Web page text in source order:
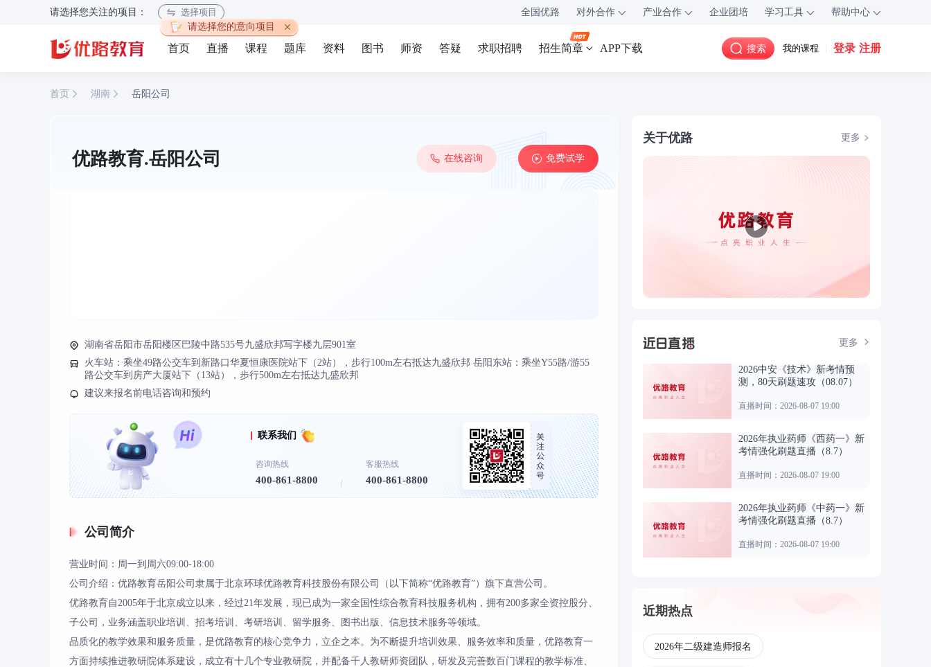
请选择您关注的项目：
选择项目
请选择您的意向项目
全国优路 对外合作 产业合作 企业团培 学习工具 帮助中心
首页 直播 课程 题库 资料 图书 师资 答疑 求职招聘 招生简章 APP下载 搜索 我的课程 登录 注册
首页 湖南 岳阳公司
优路教育.岳阳公司 在线咨询 免费试学
湖南省岳阳市岳阳楼区巴陵中路535号九盛欣邦写字楼九层901室
火车站：乘坐49路公交车到新路口华夏恒康医院站下（2站），步行100m左右抵达九盛欣邦 岳阳东站：乘坐Y55路/游55
路公交车到房产大厦站下（13站），步行500m左右抵达九盛欣邦
建议来报名前电话咨询和预约
联系我们
咨询热线
400-861-8800
客服热线
400-861-8800
公司简介
营业时间：周一到周六09:00-18:00
公司介绍：优路教育岳阳公司隶属于北京环球优路教育科技股份有限公司（以下简称“优路教育”）旗下直营公司。
优路教育自2005年于北京成立以来，经过21年发展，现已成为一家全国性综合教育科技服务机构，拥有200多家全资控股分、
子公司，业务涵盖职业培训、招考培训、考研培训、留学服务、图书出版、信息技术服务等领域。
品质化的教学效果和服务质量，是优路教育的核心竞争力，立企之本。为不断提升培训效果、服务效率和质量，优路教育一
方面持续推进教研院体系建设，成立有十几个专业教研院，并配备千人教研师资团队，研发及完善数百门课程的教学标准、
关于优路 更多
更多
2026中安《技术》新考情预
测，80天刷题速攻（08.07）
直播时间：2026-08-07 19:00
2026年执业药师《西药一》新
考情强化刷题直播（8.7）
直播时间：2026-08-07 19:00
2026年执业药师《中药一》新
考情强化刷题直播（8.7）
直播时间：2026-08-07 19:00
近期热点
2026年二级建造师报名